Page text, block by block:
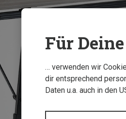
Für
… verwenden wir
dir entsprechend
Daten u.a. auch in den